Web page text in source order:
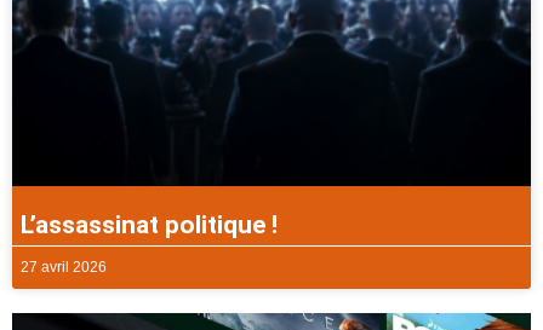
L’assassinat politique !
27 avril 2026